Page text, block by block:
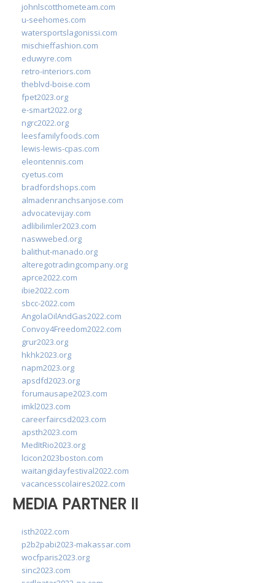
johnlscotthometeam.com
u-seehomes.com
watersportslagonissi.com
mischieffashion.com
eduwyre.com
retro-interiors.com
theblvd-boise.com
fpet2023.org
e-smart2022.org
ngrc2022.org
leesfamilyfoods.com
lewis-lewis-cpas.com
eleontennis.com
cyetus.com
bradfordshops.com
almadenranchsanjose.com
advocatevijay.com
adlibilimler2023.com
naswwebed.org
balithut-manado.org
alteregotradingcompany.org
aprce2022.com
ibie2022.com
sbcc-2022.com
AngolaOilAndGas2022.com
Convoy4Freedom2022.com
grur2023.org
hkhk2023.org
napm2023.org
apsdfd2023.org
forumausape2023.com
imkl2023.com
careerfaircsd2023.com
apsth2023.com
MedItRio2023.org
lcicon2023boston.com
waitangidayfestival2022.com
vacancesscolaires2022.com
MEDIA PARTNER II
isth2022.com
p2b2pabi2023-makassar.com
wocfparis2023.org
sinc2023.com